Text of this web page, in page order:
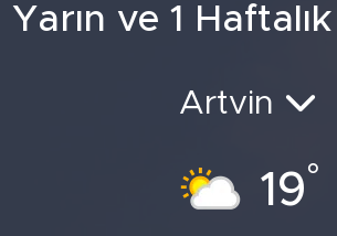
ve 1
Artvin
19°